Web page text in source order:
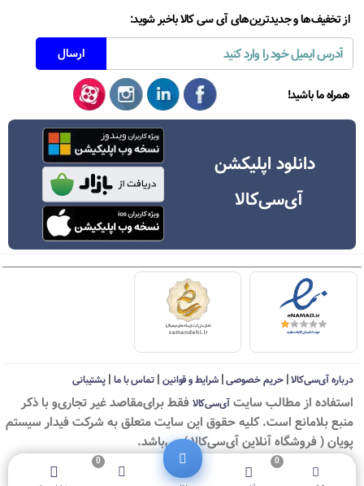
از تخفیف‌ها و جدیدترین‌های آی سی کالا باخبر شوید:
همراه ما باشید!
دانلود اپلیکشن
آی‌سی‌کالا
درباره آی‌سی‌کالا|حریم خصوصی|شرایط و قوانین | تماس با ما| پشتیبانی
استفاده از مطالب سايت آی‌سی‌کالا فقط برای‌مقاصد غیر تجاری‌و با ذکر
منبع بلامانع است. کليه حقوق اين سايت متعلق به شرکت فیدار سیستم
پویان ( فروشگاه آنلاین آی‌سی‌کالا ) می‌باشد.
0
0